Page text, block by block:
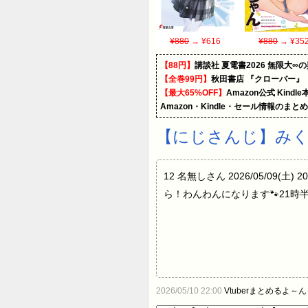
¥880 → ¥616 ¥880→
【88円】 講談社 夏電書2026 無限大∞
【全巻99円】 秋田書店 『クローバー』
【最大65%OFF】 Amazon公式 Kindle
Amazon・Kindle・セール情報のまと
【にじさんじ】み
12 名無しさん 2026/05/09(土)
ら！わんわんになります🐾21
2026/05/10 22:00 Vtuberまとめるよ～ん